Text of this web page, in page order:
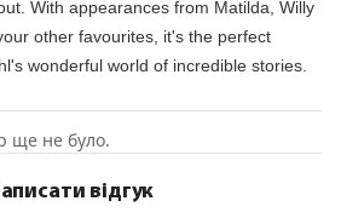
With appearances from Matilda, Willy
other favourites, it's the perfect
wonderful world of incredible stories.
ще не було.
відгук